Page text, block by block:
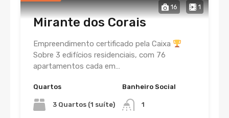
16 1
Mirante dos Corais
Empreendimento certificado pela Caixa
Sobre 3 edifícios residenciais, com 76
apartamentos cada em…
Quartos
3 Quartos (1 suíte)
Banheiro Social
1